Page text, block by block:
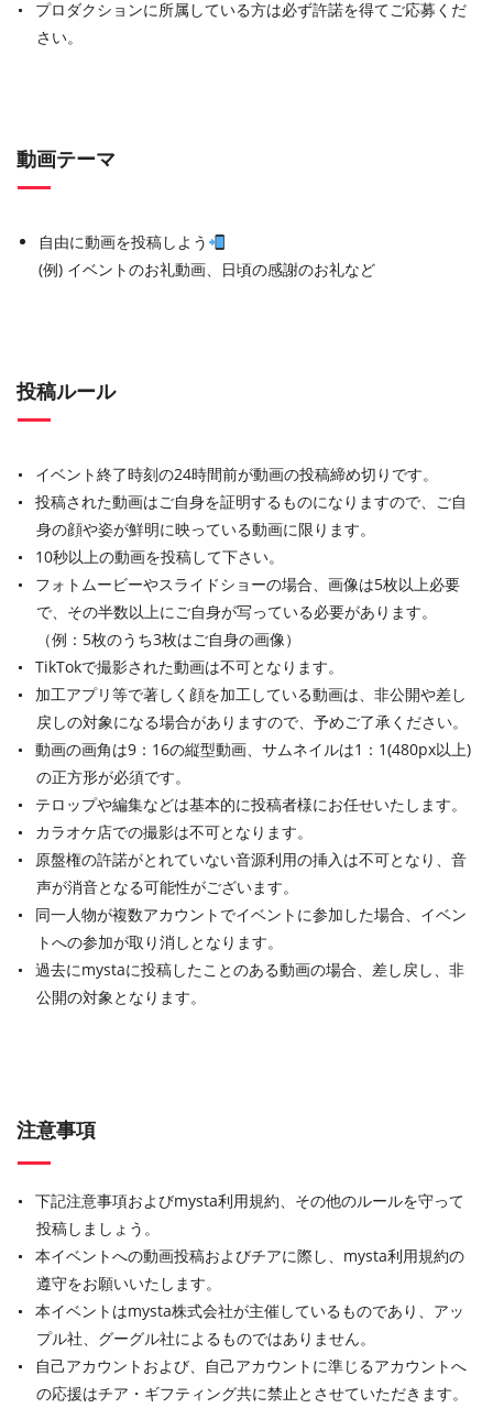
プロダクションに所属している方は必ず許諾を得てご応募くだ
さい。
動画テーマ
自由に動画を投稿しよう
(例) イベントのお礼動画、日頃の感謝のお礼など
投稿ルール
イベント終了時刻の24時間前が動画の投稿締め切りです。
投稿された動画はご自身を証明するものになりますので、ご自
身の顔や姿が鮮明に映っている動画に限ります。
10秒以上の動画を投稿して下さい。
フォトムービーやスライドショーの場合、画像は5枚以上必要
で、その半数以上にご自身が写っている必要があります。
（例：5枚のうち3枚はご自身の画像）
TikTokで撮影された動画は不可となります。
加工アプリ等で著しく顔を加工している動画は、非公開や差し
戻しの対象になる場合がありますので、予めご了承ください。
動画の画角は9：16の縦型動画、サムネイルは1：1(480px以上)
の正方形が必須です。
テロップや編集などは基本的に投稿者様にお任せいたします。
カラオケ店での撮影は不可となります。
原盤権の許諾がとれていない音源利用の挿入は不可となり、音
声が消音となる可能性がございます。
同一人物が複数アカウントでイベントに参加した場合、イベン
トへの参加が取り消しとなります。
過去にmystaに投稿したことのある動画の場合、差し戻し、非
公開の対象となります。
注意事項
下記注意事項およびmysta利用規約、その他のルールを守って
投稿しましょう。
本イベントへの動画投稿およびチアに際し、mysta利用規約の
遵守をお願いいたします。
本イベントはmysta株式会社が主催しているものであり、アッ
プル社、グーグル社によるものではありません。
自己アカウントおよび、自己アカウントに準じるアカウントへ
の応援はチア・ギフティング共に禁止とさせていただきます。